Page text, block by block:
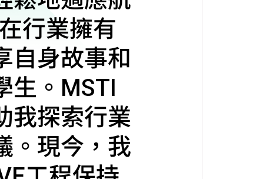
行業擁有
自身故事和
生。MSTI
我探索行業
。現今，我